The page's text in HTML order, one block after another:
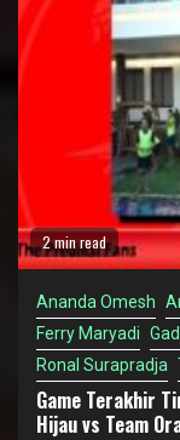
2 min read
Ananda Omesh
Ferry Maryadi
Ronal Surapradja
Game Terakhir
Hijau vs Team